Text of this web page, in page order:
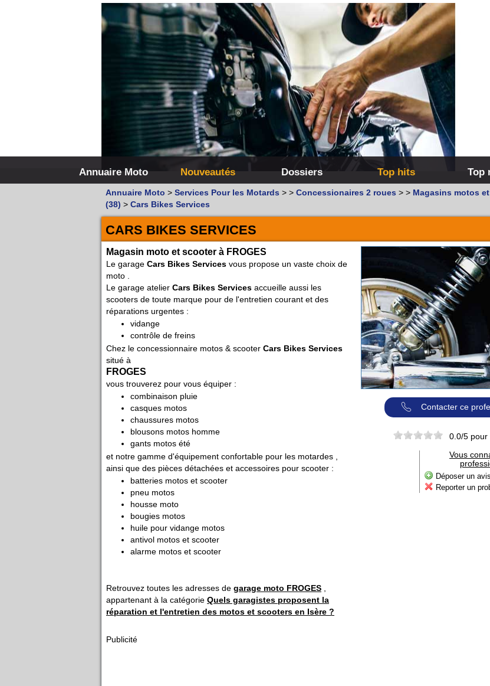
Annuaire Moto Nouveautés Dossiers Top hits Top
Annuaire Moto > Services Pour les Motards > > Concessionaires 2 roues > > Magasins motos
(38) > Cars Bikes Services
CARS BIKES SERVICES
Contacter ce
0.0/5 pour
Vous
Déposer un
Reporter un
Magasin moto et scooter à FROGES
Le garage Cars Bikes Services vous propose un vaste choix de
moto .
Le garage atelier Cars Bikes Services accueille aussi les
scooters de toute marque pour de l'entretien courant et des
réparations urgentes :
vidange
contrôle de freins
Chez le concessionnaire motos & scooter Cars Bikes Services
situé à
FROGES
vous trouverez pour vous équiper :
combinaison pluie
casques motos
chaussures motos
blousons motos homme
gants motos été
et notre gamme d'équipement confortable pour les motardes ,
ainsi que des pièces détachées et accessoires pour scooter :
batteries motos et scooter
pneu motos
housse moto
bougies motos
huile pour vidange motos
antivol motos et scooter
alarme motos et scooter
Retrouvez toutes les adresses de garage moto FROGES
appartenant à la catégorie Quels garagistes proposent la
réparation et l'entretien des motos et scooters en Isère ?
Publicité